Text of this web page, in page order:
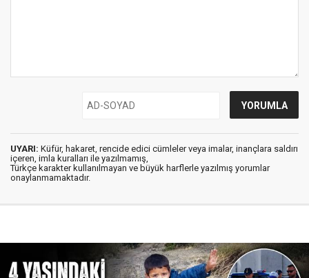
UYARI: Küfür, hakaret, rencide edici cümleler veya imalar, inançlara saldırı
içeren, imla kuralları ile yazılmamış,
Türkçe karakter kullanılmayan ve büyük harflerle yazılmış yorumlar
onaylanmamaktadır.